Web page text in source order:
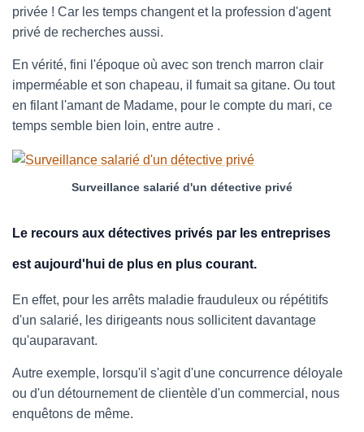
privée ! Car les temps changent et la profession d'agent
privé de recherches aussi.
En vérité, fini l'époque où avec son trench marron clair
imperméable et son chapeau, il fumait sa gitane. Ou tout
en filant l'amant de Madame, pour le compte du mari, ce
temps semble bien loin, entre autre .
Surveillance salarié d'un détective privé
Le recours aux détectives privés par les entreprises
est aujourd'hui de plus en plus courant.
En effet, pour les arrêts maladie frauduleux ou répétitifs
d'un salarié, les dirigeants nous sollicitent davantage
qu'auparavant.
Autre exemple, lorsqu'il s'agit d'une concurrence déloyale
ou d'un détournement de clientèle d'un commercial, nous
enquêtons de même.